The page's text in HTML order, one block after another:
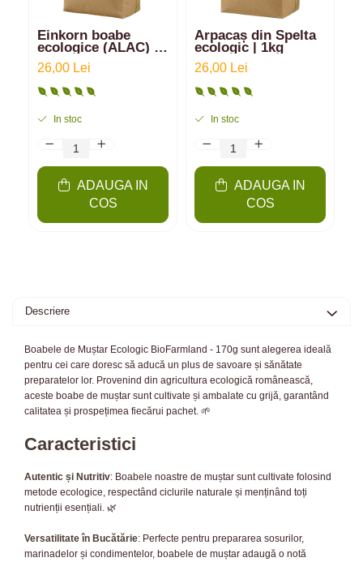
Einkorn boabe
ecologice (ALAC) |
1kg
26,00 Lei
In stoc
ADAUGA IN
COS
Arpacaș din Spelta
ecologic | 1kg
26,00 Lei
In stoc
ADAUGA IN
COS
Descriere
Boabele de Muștar Ecologic BioFarmland - 170g sunt alegerea ideală
pentru cei care doresc să aducă un plus de savoare și sănătate
preparatelor lor. Provenind din agricultura ecologică românească,
aceste boabe de muștar sunt cultivate și ambalate cu grijă, garantând
calitatea și prospețimea fiecărui pachet. 🌱
Caracteristici
Autentic și Nutritiv: Boabele noastre de muștar sunt cultivate folosind
metode ecologice, respectând ciclurile naturale și menținând toți
nutrienții esențiali. 🌿
Versatilitate în Bucătărie: Perfecte pentru prepararea sosurilor,
marinadelor și condimentelor, boabele de muștar adaugă o notă